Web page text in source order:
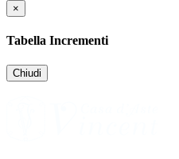
×
Tabella Incrementi
Chiudi